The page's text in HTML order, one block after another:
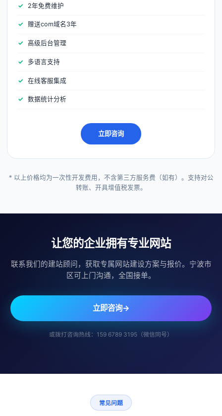
2年免费维护
赠送com域名3年
高级后台管理
多语言支持
在线客服集成
数据统计分析
立即咨询
* 以上价格均为一次性开发费用，不含第三方服务费（如有）。支持对公
转账、开具增值税发票。
让您的企业拥有专业网站
联系我们的建站顾问，获取专属网站建设方案与报价。宁波市
区可上门沟通，全国接单。
立即咨询→
或拨打咨询热线：159 6789 3195（微信同号）
常见问题